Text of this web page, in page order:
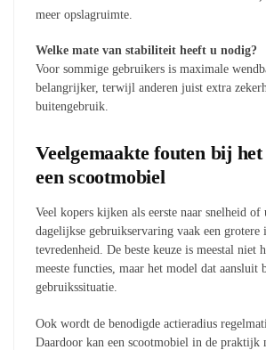
meer opslagruimte.
Welke mate van stabiliteit heeft u nodig?
Voor sommige gebruikers is maximale
belangrijker, terwijl anderen juist extra
buitengebruik.
Veelgemaakte fouten bij
een scootmobiel
Veel kopers kijken als eerste naar snelheid
dagelijkse gebruikservaring vaak een grotere
tevredenheid. De beste keuze is meestal niet
meeste functies, maar het model dat
gebruikssituatie.
Ook wordt de benodigde actieradius
Daardoor kan een scootmobiel in de praktijk